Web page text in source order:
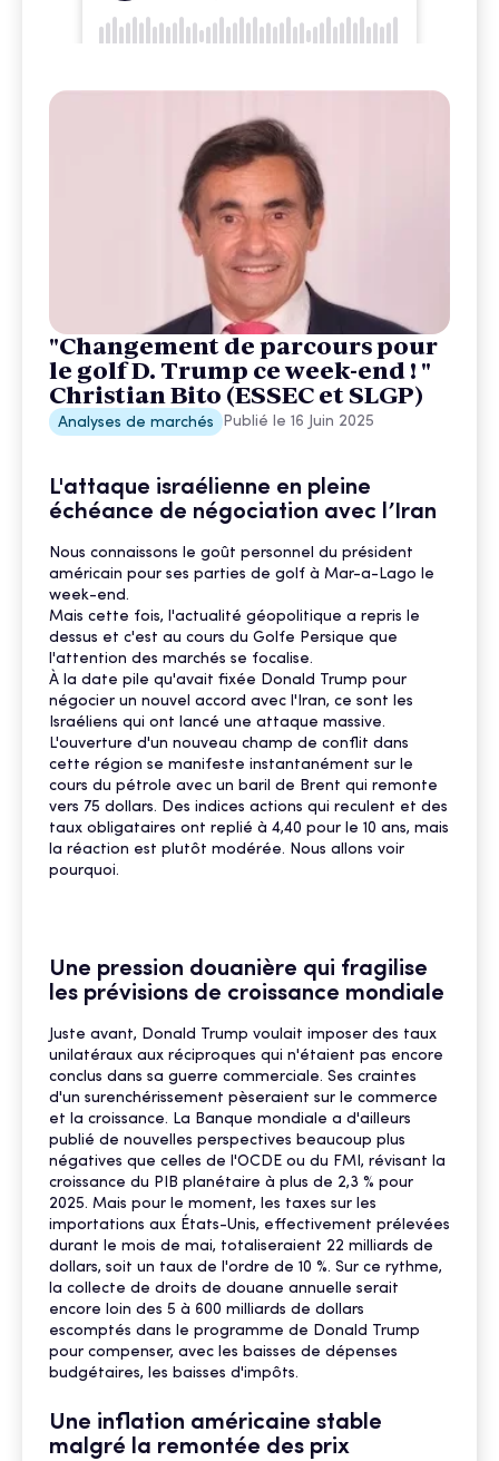
"Changement de parcours pour
le golf D. Trump ce week-end ! "
Christian Bito (ESSEC et SLGP)
Analyses de marchés Publié le 16 Juin 2025
L'attaque israélienne en pleine
échéance de négociation avec l’Iran
Nous connaissons le goût personnel du président
américain pour ses parties de golf à Mar-a-Lago le
week-end.
Mais cette fois, l'actualité géopolitique a repris le
dessus et c'est au cours du Golfe Persique que
l'attention des marchés se focalise.
À la date pile qu'avait fixée Donald Trump pour
négocier un nouvel accord avec l'Iran, ce sont les
Israéliens qui ont lancé une attaque massive.
L'ouverture d'un nouveau champ de conflit dans
cette région se manifeste instantanément sur le
cours du pétrole avec un baril de Brent qui remonte
vers 75 dollars. Des indices actions qui reculent et des
taux obligataires ont replié à 4,40 pour le 10 ans, mais
la réaction est plutôt modérée. Nous allons voir
pourquoi.
Une pression douanière qui fragilise
les prévisions de croissance mondiale
Juste avant, Donald Trump voulait imposer des taux
unilatéraux aux réciproques qui n'étaient pas encore
conclus dans sa guerre commerciale. Ses craintes
d'un surenchérissement pèseraient sur le commerce
et la croissance. La Banque mondiale a d'ailleurs
publié de nouvelles perspectives beaucoup plus
négatives que celles de l'OCDE ou du FMI, révisant la
croissance du PIB planétaire à plus de 2,3 % pour
2025. Mais pour le moment, les taxes sur les
importations aux États-Unis, effectivement prélevées
durant le mois de mai, totaliseraient 22 milliards de
dollars, soit un taux de l'ordre de 10 %. Sur ce rythme,
la collecte de droits de douane annuelle serait
encore loin des 5 à 600 milliards de dollars
escomptés dans le programme de Donald Trump
pour compenser, avec les baisses de dépenses
budgétaires, les baisses d'impôts.
Une inflation américaine stable
malgré la remontée des prix